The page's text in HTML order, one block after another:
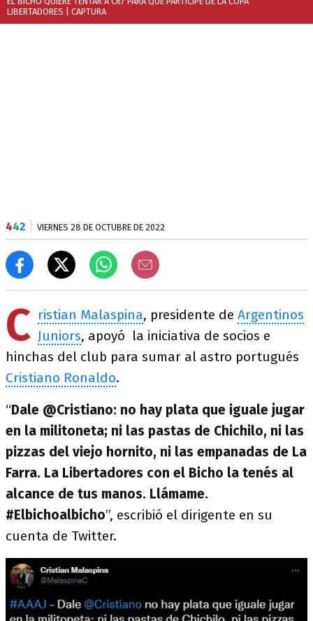
LIBERTADORES | CAPTURA
442 VIERNES 28 DE OCTUBRE DE 2022
C ristian Malaspina, presidente de Argentinos
Juniors, apoyó la iniciativa de socios e
hinchas del club para sumar al astro portugués
Cristiano Ronaldo.
“Dale @Cristiano: no hay plata que iguale jugar
en la militoneta; ni las pastas de Chichilo, ni las
pizzas del viejo hornito, ni las empanadas de La
Farra. La Libertadores con el Bicho la tenés al
alcance de tus manos. Llámame.
#Elbichoalbicho”, escribió el dirigente en su
cuenta de Twitter.